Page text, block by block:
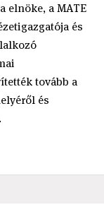
elnöke, a MATE
és
tovább a
és